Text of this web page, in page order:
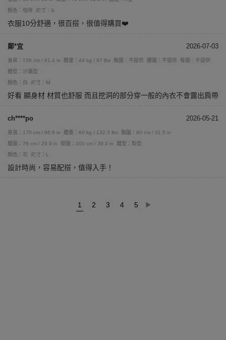
顏色：咖啡
尺寸：S
衣服10分舒適，很百搭，很值得購買❤️
鄭*宜 2026-07-03
身高：156 cm / 61.4 in 體重：44 kg / 97 lbs 胸圍：不提供 腰圍：不提供
臀圍：不提供
體型：沙漏型
顏色：白
尺寸：M
好看 顯身材 材質也舒服 而且挖洞的部分穿一般的內衣不會露出肩帶
ch****po 2026-05-21
身高：170 cm / 66.9 in 體重：60 kg / 132.3 lbs
胸圍：80 cm / 31.5 in
腰圍：76 cm / 29.9 in
臀圍：100 cm / 39.4 in
體型：梨型
顏色：灰
尺寸：L
設計時尚，容易配搭，值得入手！
1 2 3 4 5